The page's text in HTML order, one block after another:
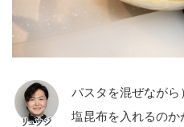
パスタを混ぜなが
塩昆布を入れるの